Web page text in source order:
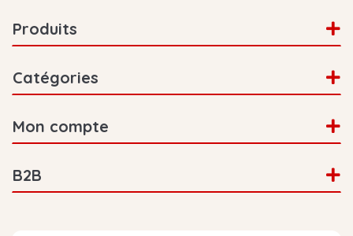
Produits
Catégories
Mon compte
B2B